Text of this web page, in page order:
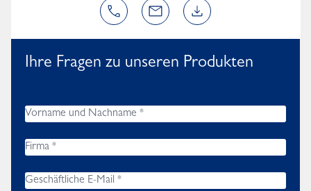
Ihre Fragen zu unseren Produkten